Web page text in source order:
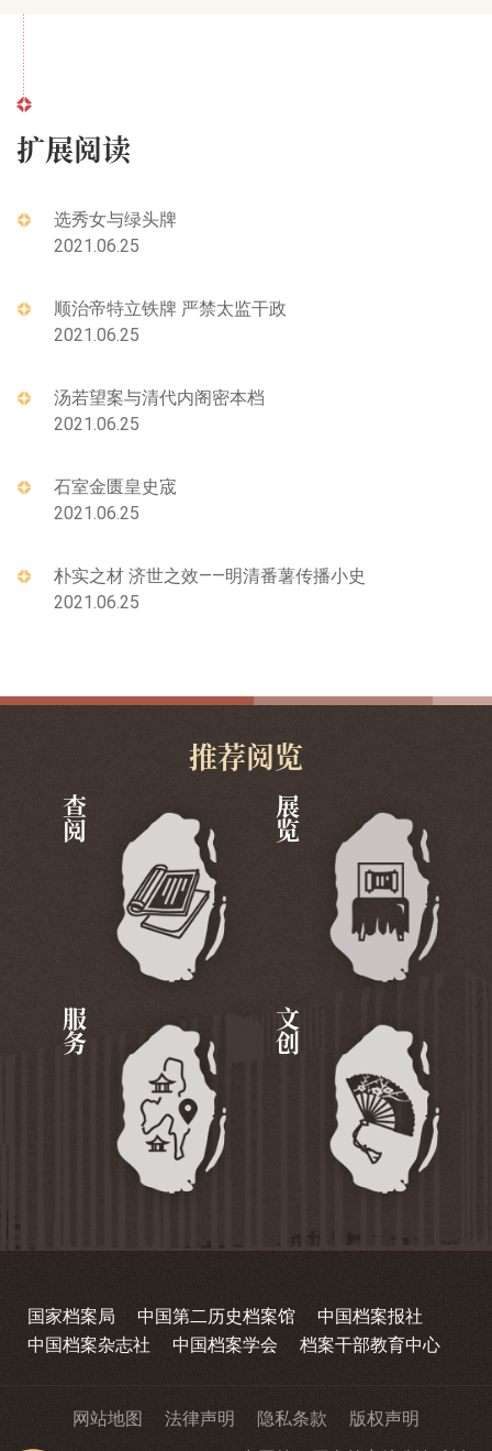
扩展阅读
选秀女与绿头牌
2021.06.25
顺治帝特立铁牌 严禁太监干政
2021.06.25
汤若望案与清代内阁密本档
2021.06.25
石室金匮皇史宬
2021.06.25
朴实之材 济世之效——明清番薯传播小史
2021.06.25
推荐阅览
查阅 展览
服务 文创
国家档案局 中国第二历史档案馆
中国档案报社
中国档案杂志社
中国档案学会 档案干部教育中心
网站地图 法律声明 隐私条款
版权声明